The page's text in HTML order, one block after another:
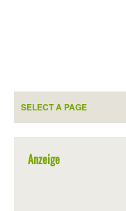
Anzeige